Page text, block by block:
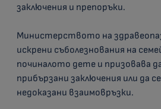
заключения и препоръки.
Министерството на
искрени съболезнования на
починалото дете и призовава
прибързани заключения или да
недоказани взаимовръзки.